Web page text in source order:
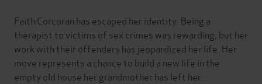
Faith Corcoran has escaped her identity. Being a
therapist to victims of sex crimes was rewarding, but her
work with their offenders has jeopardized her life. Her
move represents a chance to build a new life in the
empty old house her grandmother has left her.